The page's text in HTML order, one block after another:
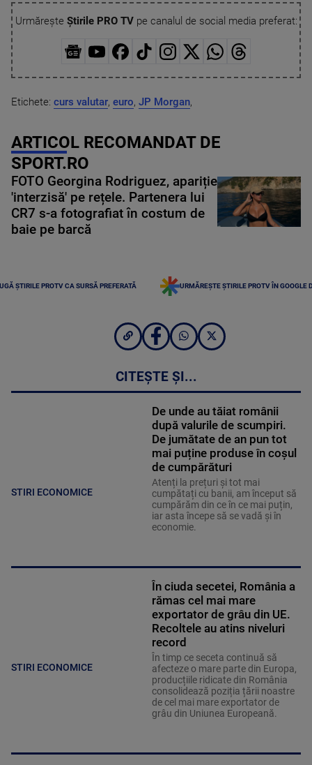
Urmărește Știrile PRO TVpe canalul de social media preferat:
Etichete: curs valutar, euro, JP Morgan,
ARTICOL RECOMANDAT DE
SPORT.RO
FOTO Georgina Rodriguez, apariție
'interzisă' pe rețele. Partenera lui
CR7 s-a fotografiat în costum de
baie pe barcă
ȘTIRILE PROTV CA SURSĂ PREFERATĂ URMĂREȘTE ȘTIRILE PROTV ÎN GOOGLE
CITEȘTE ȘI...
STIRI ECONOMICE
De unde au tăiat românii
după valurile de scumpiri.
De jumătate de an pun tot
mai puține produse în coșul
de cumpărături
Atenți la prețuri și tot mai
cumpătați cu banii, am început să
cumpărăm din ce în ce mai puțin,
iar asta începe să se vadă și în
economie.
STIRI ECONOMICE
În ciuda secetei, România a
rămas cel mai mare
exportator de grâu din UE.
Recoltele au atins niveluri
record
În timp ce seceta continuă să
afecteze o mare parte din Europa,
producțiile ridicate din România
consolidează poziția țării noastre
de cel mai mare exportator de
grâu din Uniunea Europeană.